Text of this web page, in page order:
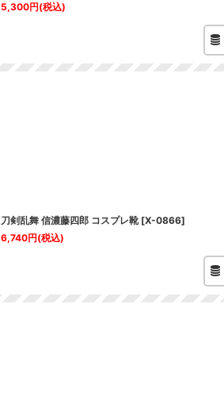
5,300円(税込)
刀剣乱舞 信濃藤四郎 コスプレ靴 [X-0866]
6,740円(税込)